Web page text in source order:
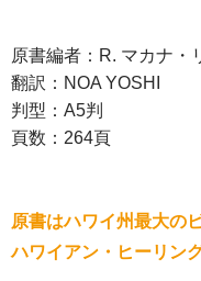
原書編者：R. マカナ・
翻訳：NOA YOSHI
判型：A5判
頁数：264頁
原書はハワイ州最大の
ハワイアン・ヒーリン